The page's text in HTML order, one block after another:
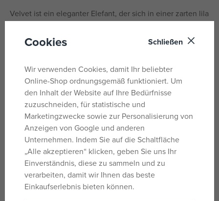
Velvet ist ein eleganter Elefant, der sich in einer zarten lila
verwandelt sich mit einer einfachen Drehung in eine
runde Aubergine in einem tiefen Lila. Dieser süße
schnell zum Liebling der Kinder, sondern auch wegen
seines weichen Körpers und seines sanften Ausdrucks,
der ein Gefühl von Sicherheit und Geborgenheit
ausstrahlt.
Velvet lässt sich selbst von kleinen Händen verwandeln
und ist der perfekte Begleiter für erste
Entdeckungsreisen. Es ist ein perfektes Geschenk und ein
Plüschfreund für jeden Tag, der Kindern Freude und
Inspiration bringt.
Cookies Schließen
Wir verwenden Cookies, damit Ihr beliebter
Online-Shop ordnungsgemäß funktioniert. Um
den Inhalt der Website auf Ihre Bedürfnisse
zuzuschneiden, für statistische und
Marketingzwecke sowie zur Personalisierung von
Anzeigen von Google und anderen
Unternehmen. Indem Sie auf die Schaltfläche
„Alle akzeptieren“ klicken, geben Sie uns Ihr
Einverständnis, diese zu sammeln und zu
verarbeiten, damit wir Ihnen das beste
Einkaufserlebnis bieten können.